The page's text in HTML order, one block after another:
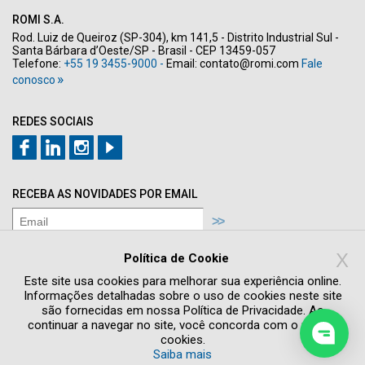
REDES SOCIAIS
ROMI S.A.
Rod. Luiz de Queiroz (SP-304), km 141,5 - Distrito Industrial Sul -
Santa Bárbara d’Oeste/SP - Brasil - CEP 13459-057
Telefone: +55 19 3455-9000 - Email: contato@romi.com Fale
conosco
RECEBA AS NOVIDADES POR EMAIL
Quero receber novidades e promoções
Política de Cookie X
Este site usa cookies para melhorar sua experiência online.
Informações detalhadas sobre o uso de cookies neste site
são fornecidas em nossa Política de Privacidade. Ao
continuar a navegar no site, você concorda com o uso de
cookies.
Saiba mais